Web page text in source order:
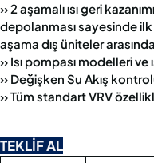
›› 2 aşamalı ısı geri
depolanması sayesinde
aşama dış üniteler arasında
›› Isı pompası modelleri ve
›› Değişken Su Akış
›› Tüm standart VRV
TEKLİF AL